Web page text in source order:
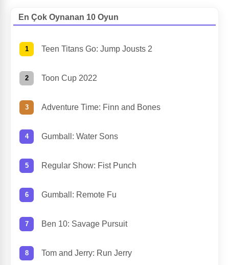
En Çok Oynanan 10 Oyun
Teen Titans Go: Jump Jousts 2
Toon Cup 2022
Adventure Time: Finn and Bones
Gumball: Water Sons
Regular Show: Fist Punch
Gumball: Remote Fu
Ben 10: Savage Pursuit
Tom and Jerry: Run Jerry